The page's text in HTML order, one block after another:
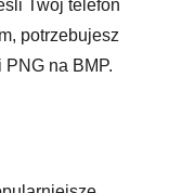
Twój telefon
potrzebujesz
na BMP.